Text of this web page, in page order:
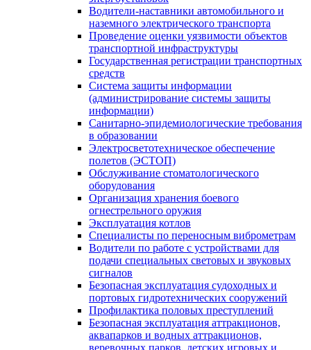
Водители-наставники автомобильного и
наземного электрического транспорта
Проведение оценки уязвимости объектов
транспортной инфраструктуры
Государственная регистрации транспортных
средств
Система защиты информации
(администрирование системы защиты
информации)
Санитарно-эпидемиологические требования
в образовании
Электросветотехническое обеспечение
полетов (ЭСТОП)
Обслуживание стоматологического
оборудования
Организация хранения боевого
огнестрельного оружия
Эксплуатация котлов
Специалисты по переносным виброметрам
Водители по работе с устройствами для
подачи специальных световых и звуковых
сигналов
Безопасная эксплуатация судоходных и
портовых гидротехнических сооружений
Профилактика половых преступлений
Безопасная эксплуатация аттракционов,
аквапарков и водных аттракционов,
веревочных парков, детских игровых и